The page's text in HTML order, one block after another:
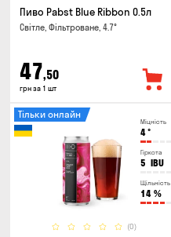
Пиво Pabst Blue Ribbon 0.5л
Світле, Фільтроване, 4.7°
47,50
грн за 1 шт
Міцність
4°
Гіркота
5 IBU
Щільність
14 %
(0)
Тільки онлайн